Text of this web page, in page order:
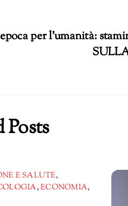
per l’umanità:
Posts
E SALUTE,
,ECONOMIA,